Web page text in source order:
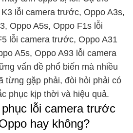
lỗi camera trước, Oppo A3s,
Oppo A5s, Oppo F1s lỗi
lỗi camera trước, Oppo A31
A5s, Oppo A93 lỗi camera
vấn đề phổ biến mà nhiều
từng gặp phải, đòi hỏi phải có
phục kịp thời và hiệu quả.
lỗi camera trước
hay không?